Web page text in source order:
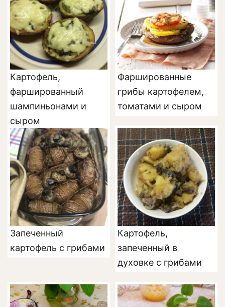
Картофель,
фаршированный
шампиньонами и
сыром
Фаршированные
грибы картофелем,
томатами и сыром
Запеченный
картофель с грибами
Картофель,
запеченный в
духовке с грибами